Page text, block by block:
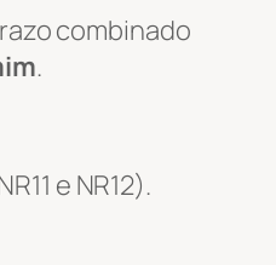
combinado
.
e NR12).